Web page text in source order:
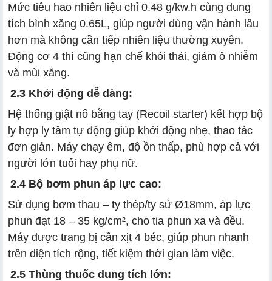
Mức tiêu hao nhiên liệu chỉ 0.48 g/kw.h cùng dung
tích bình xăng 0.65L, giúp người dùng vận hành lâu
hơn mà không cần tiếp nhiên liệu thường xuyên.
Động cơ 4 thì cũng hạn chế khói thải, giảm ô nhiễm
và mùi xăng.
2.3 Khởi động dễ dàng:
Hệ thống giật nổ bằng tay (Recoil starter) kết hợp bộ
ly hợp ly tâm tự động giúp khởi động nhẹ, thao tác
đơn giản. Máy chạy êm, độ ồn thấp, phù hợp cả với
người lớn tuổi hay phụ nữ.
2.4 Bộ bơm phun áp lực cao:
Sử dụng bơm thau – ty thép/ty sứ Ø18mm, áp lực
phun đạt 18 – 35 kg/cm², cho tia phun xa và đều.
Máy được trang bị cần xịt 4 béc, giúp phun nhanh
trên diện tích rộng, tiết kiệm thời gian làm việc.
2.5 Thùng thuốc dung tích lớn: